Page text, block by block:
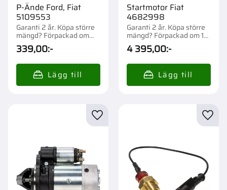
P-Ände Ford, Fiat
5109553
Garanti 2 år. Köpa större
mängd? Förpackad om
1/1000 st.
339,00:-
Startmotor Fiat
4682998
Garanti 2 år. Köpa större
mängd? Förpackad om 1
st.
4 395,00:-
Lägg till i favoriter